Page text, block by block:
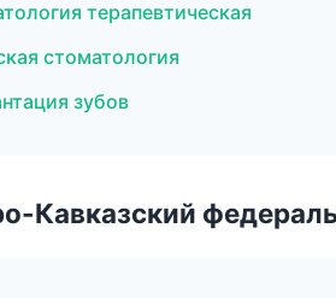
терапевтическая
стоматология
зубов
Кавказский